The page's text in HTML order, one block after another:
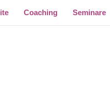
Coaching Seminare